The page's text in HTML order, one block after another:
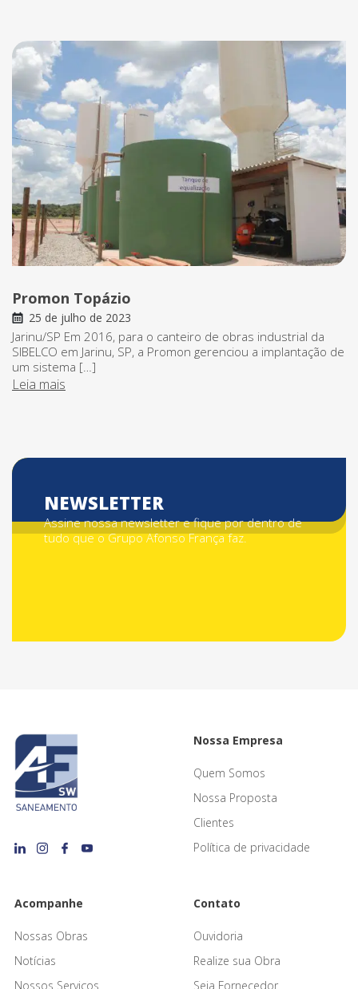
Promon Topázio
25 de julho de 2023
Jarinu/SP Em 2016, para o canteiro de obras industrial da
SIBELCO em Jarinu, SP, a Promon gerenciou a implantação de
um sistema […]
Leia mais
NEWSLETTER
Assine nossa newsletter e fique por dentro de
tudo que o Grupo Afonso França faz.
Nossa Empresa
Quem Somos
Nossa Proposta
Clientes
Política de privacidade
Acompanhe
Nossas Obras
Notícias
Nossos Serviços
Contato
Ouvidoria
Realize sua Obra
Seja Fornecedor